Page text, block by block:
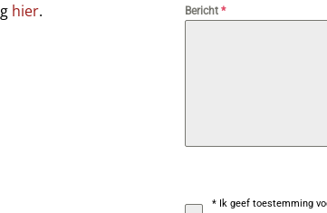
hier. Bericht *
* Ik geef toestemming